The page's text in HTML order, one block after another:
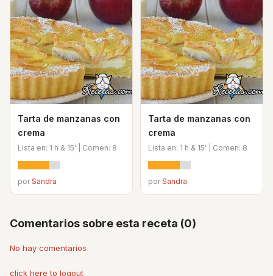
Tarta de manzanas con
crema
Lista en: 1 h & 15' | Comen: 8
porSandra
Tarta de manzanas con
crema
Lista en: 1 h & 15' | Comen: 8
porSandra
Comentarios sobre esta receta (0)
No hay comentarios
click here to logout